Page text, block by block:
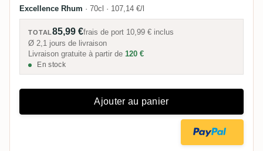
Excellence Rhum · 70cl · 107,14 €/l
TOTAL85,99 €frais de port 10,99 € inclus
Ø 2,1 jours de livraison
Livraison gratuite à partir de 120 €
En stock
Ajouter au panier